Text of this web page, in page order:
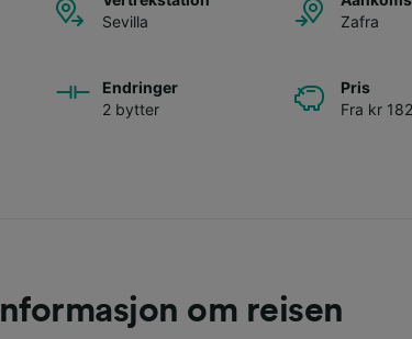
Sevilla
Zafra
Endringer
2 bytter
Pris
Fra kr
Informasjon om reisen